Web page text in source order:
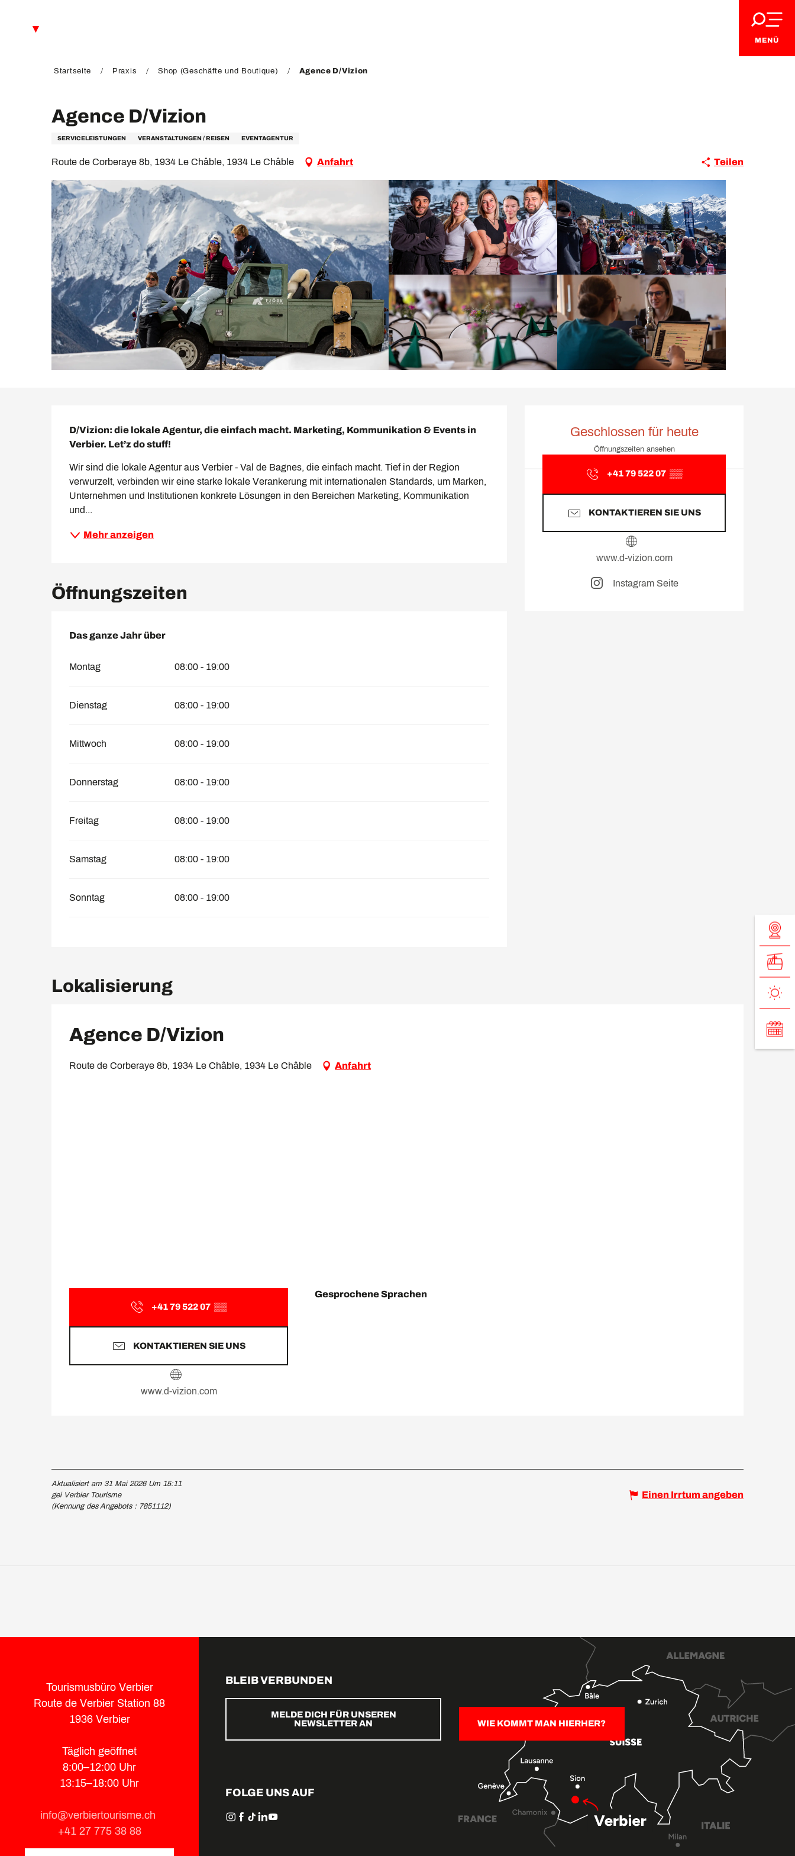
MENÜ
Startseite Praxis Shop (Geschäfte und Boutique) Agence D/Vizion
Agence D/Vizion
SERVICELEISTUNGEN VERANSTALTUNGEN / REISEN EVENTAGENTUR
Route de Corberaye 8b, 1934 Le Châble, 1934 Le Châble Anfahrt Teilen
Geschlossen für heute
Öffnungszeiten ansehen
+41 79 522 07 ▒▒
KONTAKTIEREN SIE UNS
www.d-vizion.com
Instagram Seite
D/Vizion: die lokale Agentur, die einfach macht. Marketing, Kommunikation & Events in
Verbier. Let’z do stuff!
Wir sind die lokale Agentur aus Verbier - Val de Bagnes, die einfach macht. Tief in der Region
verwurzelt, verbinden wir eine starke lokale Verankerung mit internationalen Standards, um Marken,
Unternehmen und Institutionen konkrete Lösungen in den Bereichen Marketing, Kommunikation
und...
Mehr anzeigen
Öffnungszeiten
Das ganze Jahr über
Das ganze Jahr über
Montag 08:00 - 19:00
Dienstag 08:00 - 19:00
Mittwoch 08:00 - 19:00
Donnerstag 08:00 - 19:00
Freitag 08:00 - 19:00
Samstag 08:00 - 19:00
Sonntag 08:00 - 19:00
Lokalisierung
Agence D/Vizion
Route de Corberaye 8b, 1934 Le Châble, 1934 Le Châble Anfahrt
+41 79 522 07 ▒▒
KONTAKTIEREN SIE UNS
www.d-vizion.com
Gesprochene Sprachen
Gesprochene Sprachen
Aktualisiert am 31 Mai 2026 Um 15:11
gei Verbier Tourisme
(Kennung des Angebots : 7851112)
Einen Irrtum angeben
Tourismusbüro Verbier
Route de Verbier Station 88
1936 Verbier
Täglich geöffnet
8:00–12:00 Uhr
13:15–18:00 Uhr
info@verbiertourisme.ch
+41 27 775 38 88
BLEIB VERBUNDEN
MELDE DICH FÜR UNSEREN
NEWSLETTER AN
WIE KOMMT MAN HIERHER?
FOLGE UNS AUF